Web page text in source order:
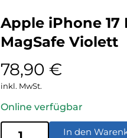
Apple iPhone
MagSafe Violett
78,90 €
inkl. MwSt.
Online verfügbar
In den